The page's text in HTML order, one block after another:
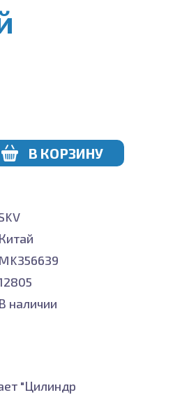
В КОРЗИНУ
Китай
MK356639
В наличии
"Цилиндр